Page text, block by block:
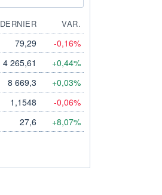
DERNIER
VAR.
79,29 -0,16%
4 265,61 +0,44%
8 669,3 +0,03%
1,1548 -0,06%
27,6 +8,07%